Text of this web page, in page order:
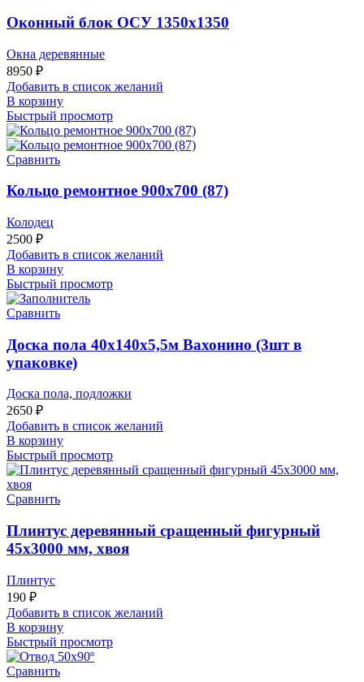
Оконный блок ОСУ 1350х1350
Окна деревянные
8950 ₽
Добавить в список желаний
В корзину
Быстрый просмотр
Сравнить
Кольцо ремонтное 900х700 (87)
Колодец
2500 ₽
Добавить в список желаний
В корзину
Быстрый просмотр
Сравнить
Доска пола 40х140х5,5м Вахонино (3шт в
упаковке)
Доска пола, подложки
2650 ₽
Добавить в список желаний
В корзину
Быстрый просмотр
Сравнить
Плинтус деревянный сращенный фигурный
45х3000 мм, хвоя
Плинтус
190 ₽
Добавить в список желаний
В корзину
Быстрый просмотр
Сравнить